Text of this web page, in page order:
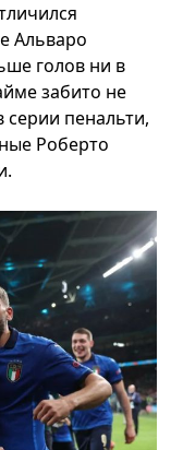
Альваро
голов ни в
забито не
пенальти,
Роберто